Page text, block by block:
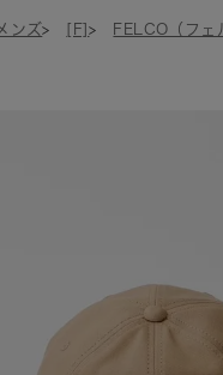
ンズ [F] FELCO（フェ